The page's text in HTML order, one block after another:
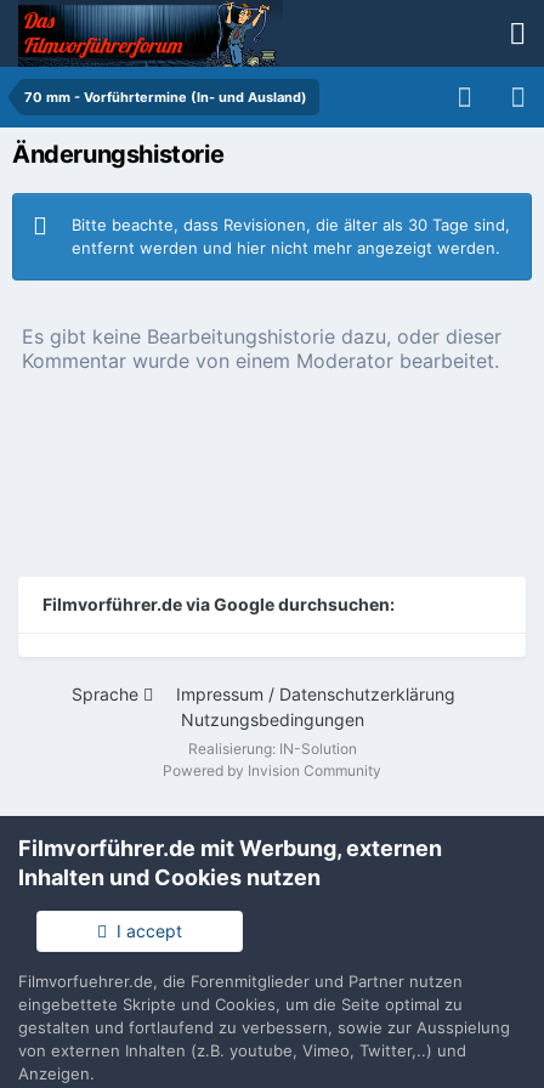
70 mm - Vorführtermine (In- und Ausland)
Änderungshistorie
Bitte beachte, dass Revisionen, die älter als 30 Tage sind,
entfernt werden und hier nicht mehr angezeigt werden.
Es gibt keine Bearbeitungshistorie dazu, oder dieser
Kommentar wurde von einem Moderator bearbeitet.
Filmvorführer.de via Google durchsuchen:
Sprache
Impressum / Datenschutzerklärung
Nutzungsbedingungen
Realisierung: IN-Solution
Powered by Invision Community
Filmvorführer.de mit Werbung, externen
Inhalten und Cookies nutzen
I accept
Filmvorfuehrer.de, die Forenmitglieder und Partner nutzen
eingebettete Skripte und Cookies, um die Seite optimal zu
gestalten und fortlaufend zu verbessern, sowie zur Ausspielung
von externen Inhalten (z.B. youtube, Vimeo, Twitter,..) und
Anzeigen.